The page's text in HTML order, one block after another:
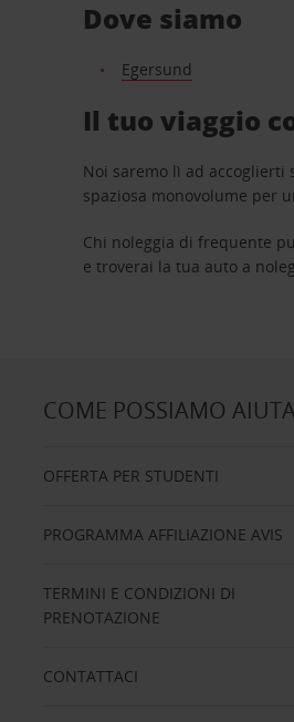
Dove siamo
Egersund
Il tuo viaggio
Noi saremo lì ad
spaziosa monovolume per
Chi noleggia di frequente
e troverai la tua auto a
COME POSSIAMO
OFFERTA PER STUDENTI
PROGRAMMA AFFILIAZIONE AVIS
TERMINI E CONDIZIONI DI
PRENOTAZIONE
CONTATTACI